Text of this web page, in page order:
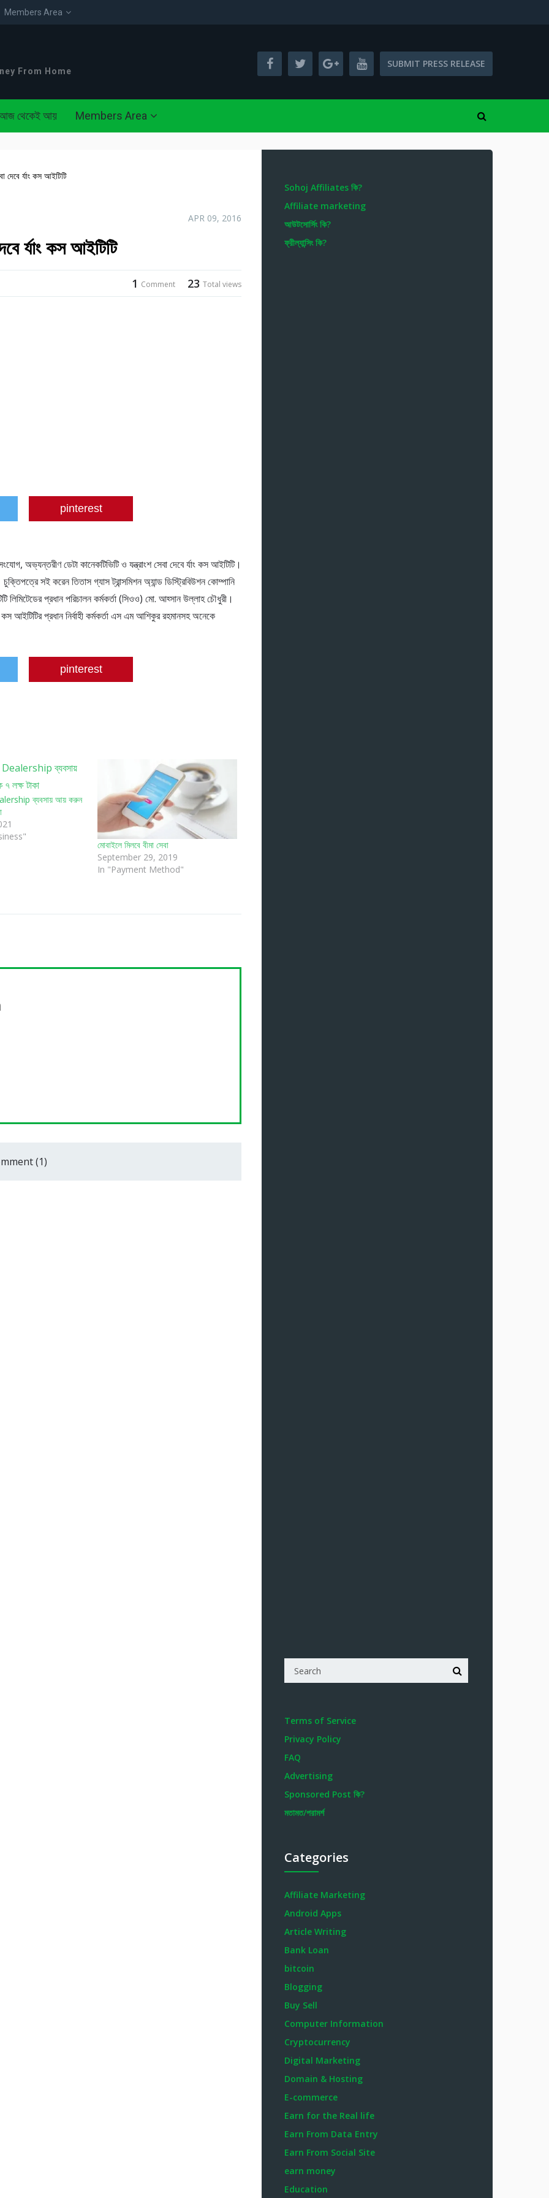
Members Area
From Home
SUBMIT PRESS RELEASE
থেকেই আয় Members Area
দেবে র্যাং কস আইটিটি
APR 09, 2016
র্যাং কস আইটিটি
23 Total views
1 Comment
pinterest
অভ্যন্তরীণ ডেটা কানেকটিভিটি ও যন্ত্রাংশ সেবা দেবে র্যাং কস আইটিটি।
সই করেন তিতাস গ্যাস ট্রান্সমিশন অ্যান্ড ডিস্ট্রিবিউশন কোম্পানি
লিমিটেডের প্রধান পরিচালন কর্মকর্তা (সিওও) মো. আহ্সান উল্লাহ চৌধুরী।
আইটিটির প্রধান নির্বাহী কর্মকর্তা এস এম আশিকুর রহমানসহ অনেকে
pinterest
ব্যবসায় আয় করুন
মোবাইলে মিলবে বীমা সেবা
September 29, 2019
In "Payment Method"
(1)
Sohoj Affiliates কি?
Affiliate marketing
আউটসোর্সিং কি?
ফ্রীল্যান্সিং কি?
Terms of Service
Privacy Policy
FAQ
Advertising
Sponsored Post কি?
মতামত/পরামর্শ
Categories
Affiliate Marketing
Android Apps
Article Writing
Bank Loan
bitcoin
Blogging
Buy Sell
Computer Information
Cryptocurrency
Digital Marketing
Domain & Hosting
E-commerce
Earn for the Real life
Earn From Data Entry
Earn From Social Site
earn money
Education